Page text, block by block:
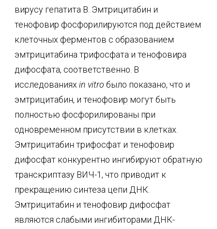
вирусу гепатита В. Эмтрицитабин и
тенофовир фосфорилируются под действием
клеточных ферментов с образованием
эмтрицитабина трифосфата и тенофовира
дифосфата, соответственно. В
исследованиях in vitro было показано, что и
эмтрицитабин, и тенофовир могут быть
полностью фосфорилированы при
одновременном присутствии в клетках.
Эмтрицитабин трифосфат и тенофовир
дифосфат конкурентно ингибируют обратную
транскриптазу ВИЧ-1, что приводит к
прекращению синтеза цепи ДНК.
Эмтрицитабин и тенофовир дифосфат
являются слабыми ингибиторами ДНК-